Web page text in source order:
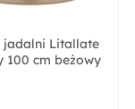
jadalni Litallate
100 cm beżowy